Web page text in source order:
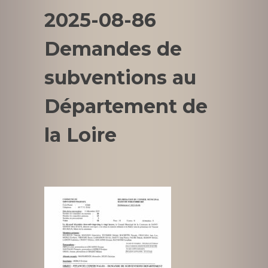
2025-08-86
Demandes de
subventions au
Département de
la Loire